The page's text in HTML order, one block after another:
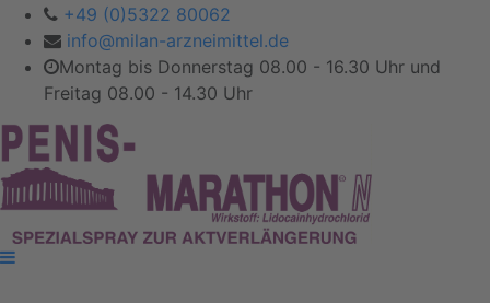
+49 (0)5322 80062
info@milan-arzneimittel.de
Montag bis Donnerstag 08.00 - 16.30 Uhr und
Freitag 08.00 - 14.30 Uhr